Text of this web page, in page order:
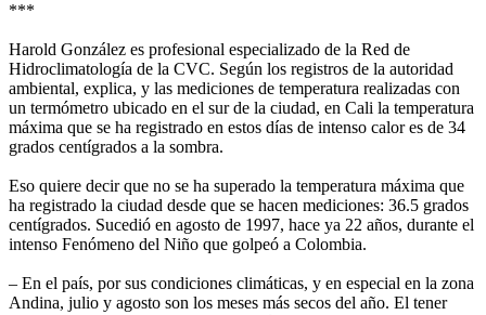
***
Harold González es profesional especializado de la Red de
Hidroclimatología de la CVC. Según los registros de la autoridad
ambiental, explica, y las mediciones de temperatura realizadas con
un termómetro ubicado en el sur de la ciudad, en Cali la temperatura
máxima que se ha registrado en estos días de intenso calor es de 34
grados centígrados a la sombra.
Eso quiere decir que no se ha superado la temperatura máxima que
ha registrado la ciudad desde que se hacen mediciones: 36.5 grados
centígrados. Sucedió en agosto de 1997, hace ya 22 años, durante el
intenso Fenómeno del Niño que golpeó a Colombia.
– En el país, por sus condiciones climáticas, y en especial en la zona
Andina, julio y agosto son los meses más secos del año. El tener